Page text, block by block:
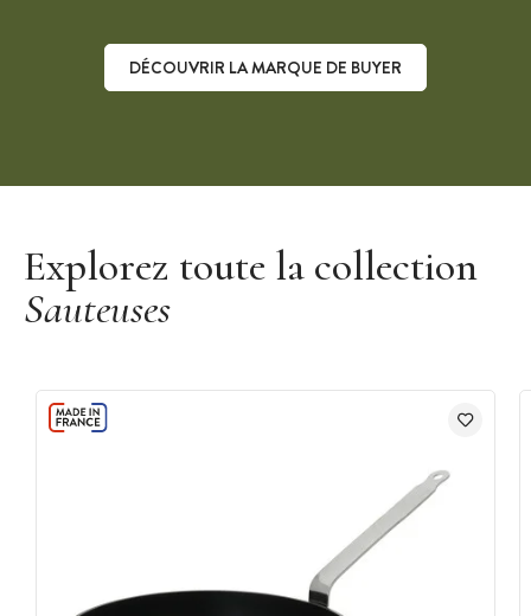
DÉCOUVRIR LA MARQUE DE BUYER
Explorez toute la collection
Sauteuses